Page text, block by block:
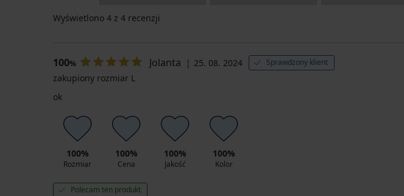
Wyświetlono 4 z 4 recenzji
100% Jolanta 25. 08. 2024 Sprawdzony klient
zakupiony rozmiar L
ok
100%
Rozmiar
100%
Cena
100%
Jakość
100%
Kolor
Polecam ten produkt